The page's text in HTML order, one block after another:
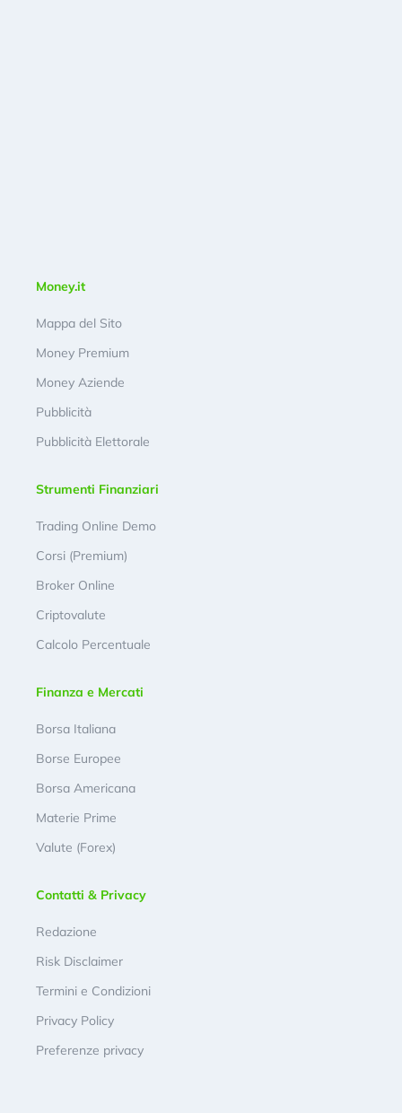
Money.it
Mappa del Sito
Money Premium
Money Aziende
Pubblicità
Pubblicità Elettorale
Strumenti Finanziari
Trading Online Demo
Corsi (Premium)
Broker Online
Criptovalute
Calcolo Percentuale
Finanza e Mercati
Borsa Italiana
Borse Europee
Borsa Americana
Materie Prime
Valute (Forex)
Contatti & Privacy
Redazione
Risk Disclaimer
Termini e Condizioni
Privacy Policy
Preferenze privacy